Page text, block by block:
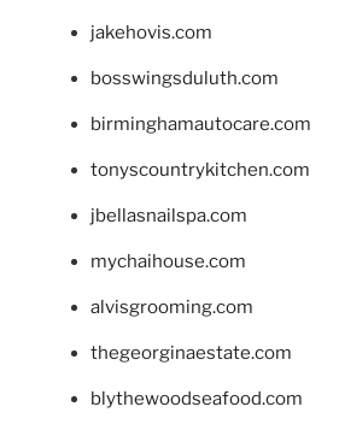
jakehovis.com
bosswingsduluth.com
birminghamautocare.com
tonyscountrykitchen.com
jbellasnailspa.com
mychaihouse.com
alvisgrooming.com
thegeorginaestate.com
blythewoodseafood.com